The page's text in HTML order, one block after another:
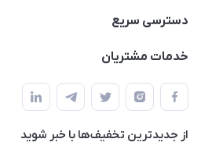
09170079505
دسترسی سریع
حساب کاربری
لیست محصولات
درباره ما
خدمات مشتریان
قوانین و مقررات
حریم خصوصی
راهنما
از جدید‌ترین تخفیف‌ها با‌ خبر شوید